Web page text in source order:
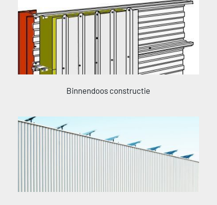
Binnendoos constructie